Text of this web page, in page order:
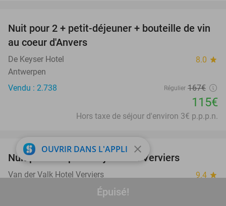
Épuisé!
31%
Nuit pour 2 + petit-déjeuner + bouteille de vin
au coeur d'Anvers
De Keyser Hotel 8.0 star
Antwerpen
Vendu : 2.738
Régulier 167€
115€
Hors taxe de séjour d'environ 3€ p.p.p.n.
Nuit pour 2 + petit-déjeuner à Verviers
Van der Valk Hotel Verviers 9.4 star
OUVRIR DANS L'APPLI close